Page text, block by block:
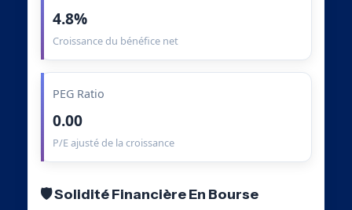
4.8%
Croissance du bénéfice net
PEG Ratio
0.00
P/E ajusté de la croissance
🛡️ Solidité Financière En Bourse